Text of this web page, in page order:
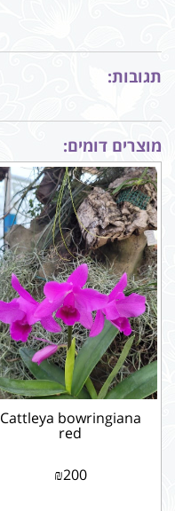
תגובות:
מוצרים דומים:
Cattleya bowringiana
red
₪200